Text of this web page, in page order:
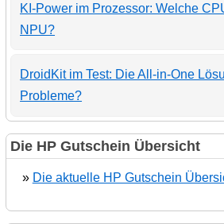
KI-Power im Prozessor: Welche
NPU?
DroidKit im Test: Die All-in-One
Probleme?
Die HP Gutschein Übersicht
» Die aktuelle HP Gutschein